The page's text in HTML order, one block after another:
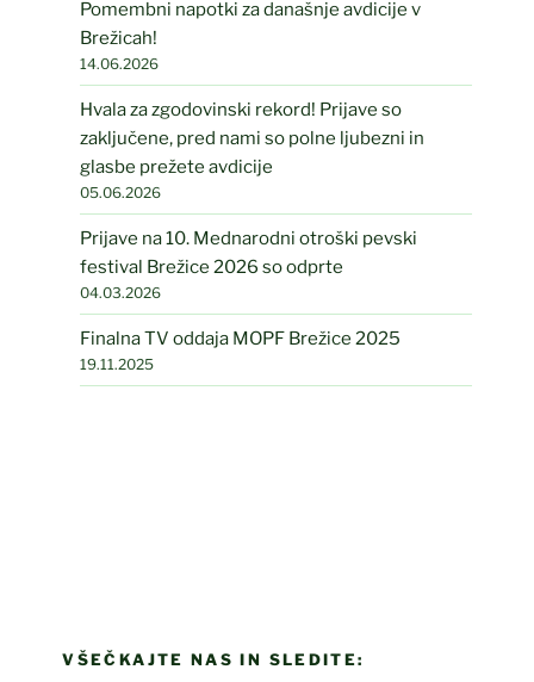
Pomembni napotki za današnje avdicije v
Brežicah!
14.06.2026
Hvala za zgodovinski rekord! Prijave so
zaključene, pred nami so polne ljubezni in
glasbe prežete avdicije
05.06.2026
Prijave na 10. Mednarodni otroški pevski
festival Brežice 2026 so odprte
04.03.2026
Finalna TV oddaja MOPF Brežice 2025
19.11.2025
VŠEČKAJTE NAS IN SLEDITE: